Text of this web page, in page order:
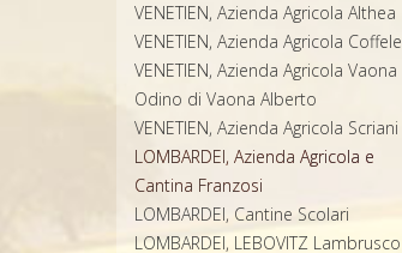
VENETIEN, Azienda Agricola Althea
VENETIEN, Azienda Agricola Coffele
VENETIEN, Azienda Agricola Vaona
Odino di Vaona Alberto
VENETIEN, Azienda Agricola Scriani
LOMBARDEI, Azienda Agricola e
Cantina Franzosi
LOMBARDEI, Cantine Scolari
LOMBARDEI, LEBOVITZ Lambrusco